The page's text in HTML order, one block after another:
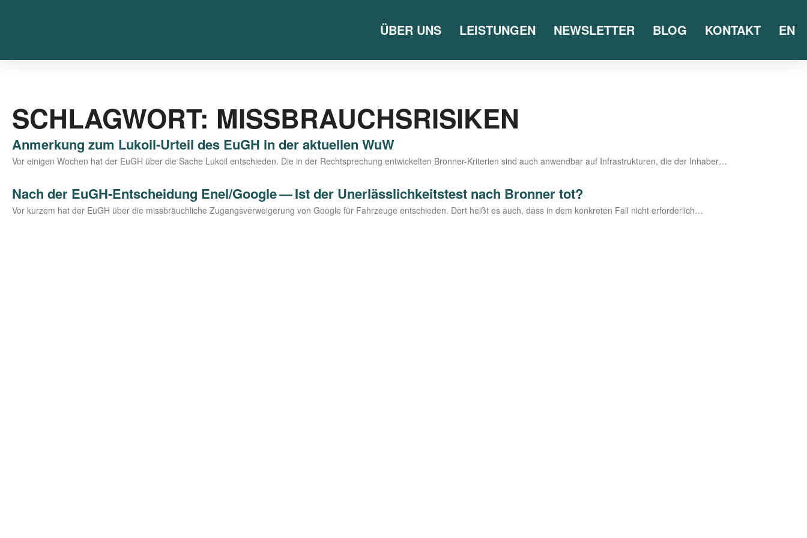
ÜBER UNS LEISTUNGEN NEWSLETTER BLOG KONTAKT EN
SCHLAGWORT: MISSBRAUCHSRISIKEN
Anmerkung zum Lukoil-Urteil des EuGH in der aktuellen WuW
Vor eini­gen Wochen hat der EuGH über die Sache Lukoil ent­schie­den. Die in der Recht­spre­chung ent­wi­ckel­ten Bron­­ner-Kri­­te­ri­en sind auch anwend­bar auf Infra­struk­tu­ren, die der Inhaber…
Nach der EuGH-Entscheidung Enel/​Google — Ist der Unerlässlichkeitstest nach Bronner tot?
Vor kur­zem hat der EuGH über die miss­bräuch­li­che Zugangs­ver­wei­ge­rung von Goog­le für Fahr­zeu­ge ent­schie­den. Dort heißt es auch, dass in dem kon­kre­ten Fall nicht erforderlich…